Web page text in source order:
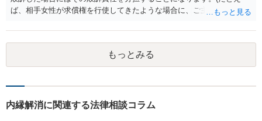
ば、相手女性が求償権を行使してきたような場合に、ご主人から、今
能性もあるでしょうが、真相は分かりません。 ③ならないと思いま
す。 ④- ⑤それにはなりえます。 ⑥一般論ですが、裁判官は証拠に基
づいて事実を認定するわけですから、証拠が大切です。 証拠をきちん
と整えての訴訟提起だとは思いますが、これからでも整えられるので
います。具体的な事情が分かりかねますので、幅のありすぎる回答で
もっとみる
内縁解消に関連する法律相談コラム